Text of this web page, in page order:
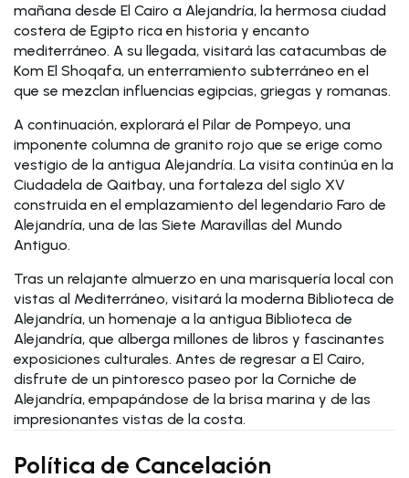
mañana desde El Cairo a Alejandría, la hermosa ciudad
costera de Egipto rica en historia y encanto
mediterráneo. A su llegada, visitará las catacumbas de
Kom El Shoqafa, un enterramiento subterráneo en el
que se mezclan influencias egipcias, griegas y romanas.
A continuación, explorará el Pilar de Pompeyo, una
imponente columna de granito rojo que se erige como
vestigio de la antigua Alejandría. La visita continúa en la
Ciudadela de Qaitbay, una fortaleza del siglo XV
construida en el emplazamiento del legendario Faro de
Alejandría, una de las Siete Maravillas del Mundo
Antiguo.
Tras un relajante almuerzo en una marisquería local con
vistas al Mediterráneo, visitará la moderna Biblioteca de
Alejandría, un homenaje a la antigua Biblioteca de
Alejandría, que alberga millones de libros y fascinantes
exposiciones culturales. Antes de regresar a El Cairo,
disfrute de un pintoresco paseo por la Corniche de
Alejandría, empapándose de la brisa marina y de las
impresionantes vistas de la costa.
Política de Cancelación